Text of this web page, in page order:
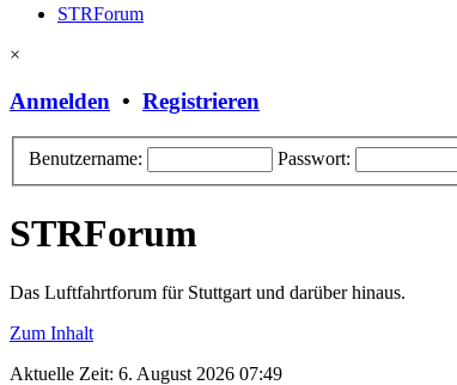
STRForum
×
Anmelden • Registrieren
Benutzername: Passwort:
STRForum
Das Luftfahrtforum für Stuttgart und darüber hinaus.
Zum Inhalt
Aktuelle Zeit: 6. August 2026 07:49